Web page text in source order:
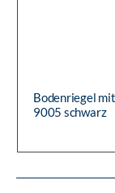
Bodenriegel
9005 schwarz